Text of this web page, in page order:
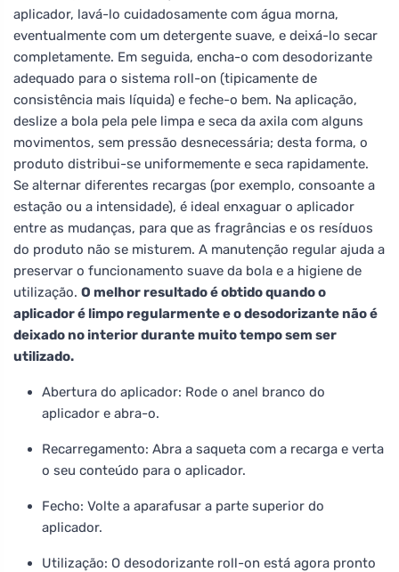
aplicador, lavá-lo cuidadosamente com água morna,
eventualmente com um detergente suave, e deixá-lo secar
completamente. Em seguida, encha-o com desodorizante
adequado para o sistema roll-on (tipicamente de
consistência mais líquida) e feche-o bem. Na aplicação,
deslize a bola pela pele limpa e seca da axila com alguns
movimentos, sem pressão desnecessária; desta forma, o
produto distribui-se uniformemente e seca rapidamente.
Se alternar diferentes recargas (por exemplo, consoante a
estação ou a intensidade), é ideal enxaguar o aplicador
entre as mudanças, para que as fragrâncias e os resíduos
do produto não se misturem. A manutenção regular ajuda a
preservar o funcionamento suave da bola e a higiene de
utilização. O melhor resultado é obtido quando o
aplicador é limpo regularmente e o desodorizante não é
deixado no interior durante muito tempo sem ser
utilizado.
Abertura do aplicador: Rode o anel branco do
aplicador e abra-o.
Recarregamento: Abra a saqueta com a recarga e verta
o seu conteúdo para o aplicador.
Fecho: Volte a aparafusar a parte superior do
aplicador.
Utilização: O desodorizante roll-on está agora pronto